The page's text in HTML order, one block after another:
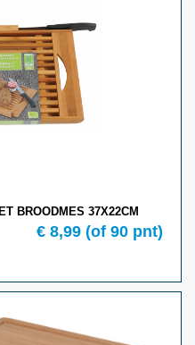
BROODMES 37X22CM
€ 8,99 (of 90 pnt)